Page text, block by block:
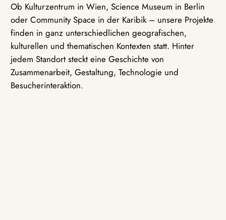
Ob Kulturzentrum in Wien, Science Museum in Berlin
oder Community Space in der Karibik – unsere Projekte
finden in ganz unterschiedlichen geografischen,
kulturellen und thematischen Kontexten statt. Hinter
jedem Standort steckt eine Geschichte von
Zusammenarbeit, Gestaltung, Technologie und
Besucherinteraktion.